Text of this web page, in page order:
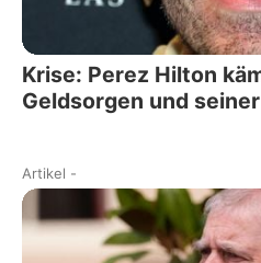
Krise: Perez Hilton
Geldsorgen und
Artikel -